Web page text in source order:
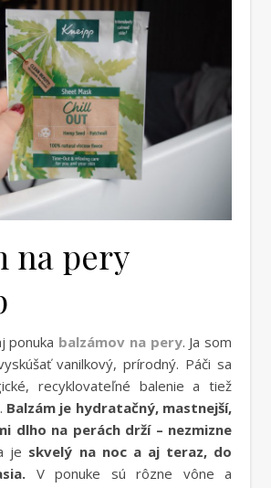
na pery
ponuka balzámov na pery. Ja som
vanilkový, prírodný. Páči sa
recyklovateľné balenie a tiež
Balzám je hydratačný, mastnejší,
dlho na perách drží – nezmizne
je skvelý na noc a aj teraz, do
V ponuke sú rôzne vône a